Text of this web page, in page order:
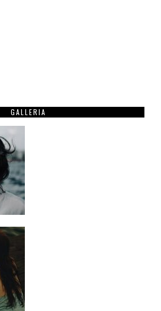
GALLERIA